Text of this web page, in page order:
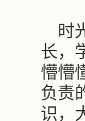
时
长，
懵懵
负责
识，